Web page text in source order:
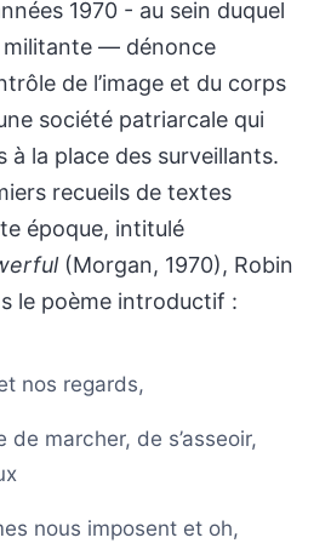
1970 - au sein duquel
militante — dénonce
de l’image et du corps
société patriarcale qui
à la place des surveillants.
recueils de textes
époque, intitulé
(Morgan, 1970), Robin
le poème introductif :
nos regards,
de marcher, de s’asseoir,
nous imposent et oh,